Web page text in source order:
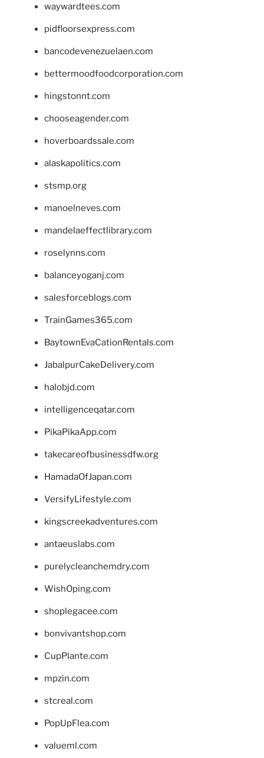
waywardtees.com
pidfloorsexpress.com
bancodevenezuelaen.com
bettermoodfoodcorporation.com
hingstonnt.com
chooseagender.com
hoverboardssale.com
alaskapolitics.com
stsmp.org
manoelneves.com
mandelaeffectlibrary.com
roselynns.com
balanceyoganj.com
salesforceblogs.com
TrainGames365.com
BaytownEvaCationRentals.com
JabalpurCakeDelivery.com
halobjd.com
intelligenceqatar.com
PikaPikaApp.com
takecareofbusinessdfw.org
HamadaOfJapan.com
VersifyLifestyle.com
kingscreekadventures.com
antaeuslabs.com
purelycleanchemdry.com
WishOping.com
shoplegacee.com
bonvivantshop.com
CupPlante.com
mpzin.com
stcreal.com
PopUpFlea.com
valueml.com